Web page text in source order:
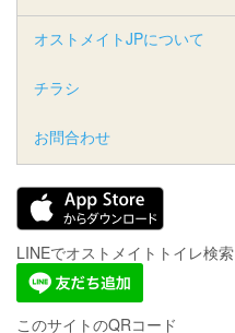
オストメイトJPについて
チラシ
お問合わせ
LINEでオストメイトトイレ検索
このサイトのQRコード